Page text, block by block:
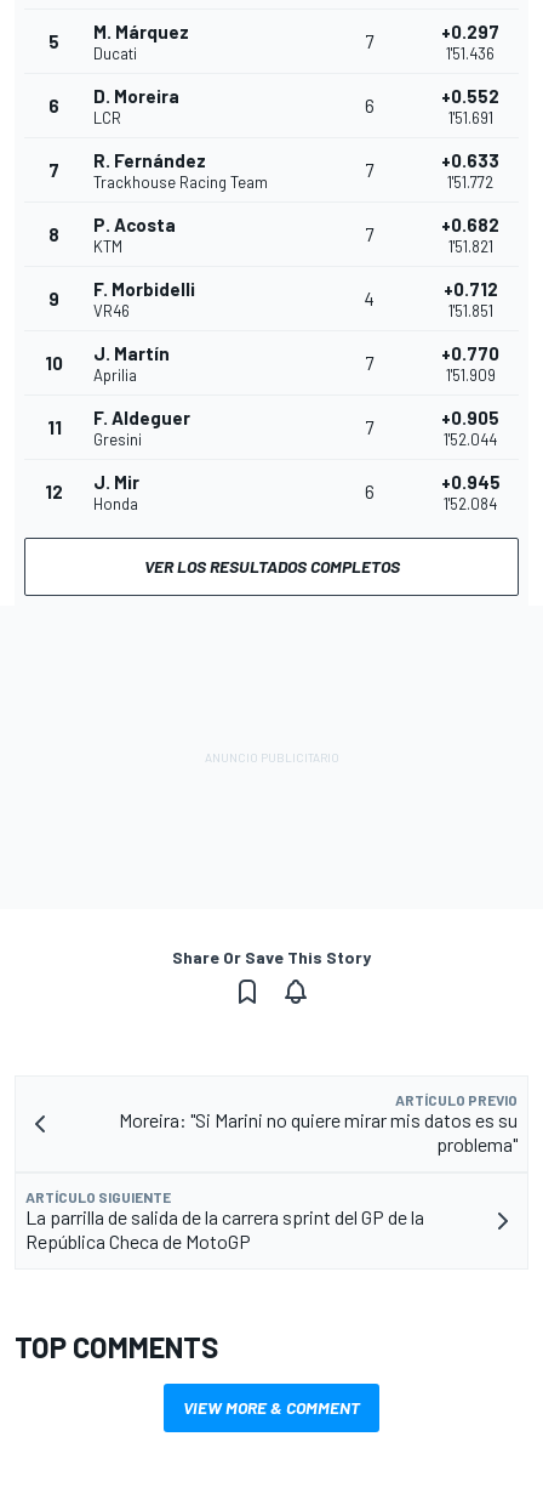
5 M. Márquez
Ducati
7 +0.297
1'51.436
6 D. Moreira
LCR
6 +0.552
1'51.691
7 R. Fernández
Trackhouse Racing Team
7 +0.633
1'51.772
8 P. Acosta
KTM
7 +0.682
1'51.821
9 F. Morbidelli
VR46
4 +0.712
1'51.851
10 J. Martín
Aprilia
7 +0.770
1'51.909
11 F. Aldeguer
Gresini
7 +0.905
1'52.044
12 J. Mir
Honda
6 +0.945
1'52.084
VER LOS RESULTADOS COMPLETOS
Share Or Save This Story
ARTÍCULO PREVIO
Moreira: "Si Marini no quiere mirar mis datos es su
problema"
ARTÍCULO SIGUIENTE
La parrilla de salida de la carrera sprint del GP de la
República Checa de MotoGP
TOP COMMENTS
VIEW MORE & COMMENT